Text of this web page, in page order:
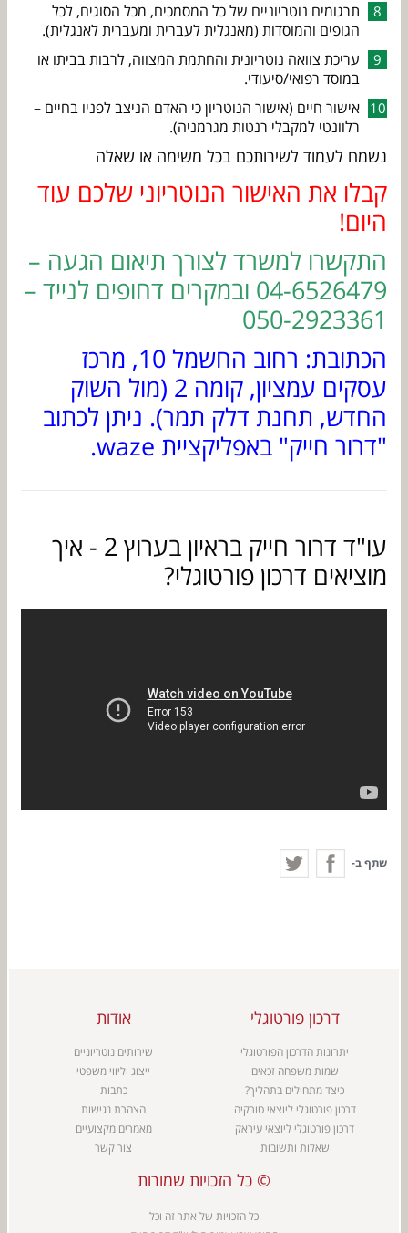
תרגומים נוטריוניים של כל המסמכים, מכל הסוגים, לכל
הגופים והמוסדות (מאנגלית לעברית ומעברית לאנגלית).
עריכת צוואה נוטריונית והחתמת המצווה, לרבות בביתו או
במוסד רפואי/סיעודי.
אישור חיים (אישור הנוטריון כי האדם הניצב לפניו בחיים –
רלוונטי למקבלי רנטות מגרמניה).
נשמח לעמוד לשירותכם בכל משימה או שאלה
קבלו את האישור הנוטריוני שלכם עוד
היום!
התקשרו למשרד לצורך תיאום הגעה –
04-6526479 ובמקרים דחופים לנייד –
050-2923361
הכתובת: רחוב החשמל 10, מרכז
עסקים עמציון, קומה 2 (מול השוק
החדש, תחנת דלק תמר). ניתן לכתוב
"דרור חייק" באפליקציית waze.
עו"ד דרור חייק בראיון בערוץ 2 - איך
מוציאים דרכון פורטוגלי?
שתף ב-
דרכון פורטוגלי
יתרונות הדרכון הפורטוגלי
שמות משפחה זכאים
כיצד מתחילים בתהליך?
דרכון פורטוגלי ליוצאי טורקיה
דרכון פורטוגלי ליוצאי עיראק
שאלות ותשובות
אודות
שירותים נוטריוניים
ייצוג וליווי משפטי
כתבות
הצהרת נגישות
מאמרים מקצועיים
צור קשר
כל הזכויות שמורות ©
כל הזכויות של אתר זה וכל